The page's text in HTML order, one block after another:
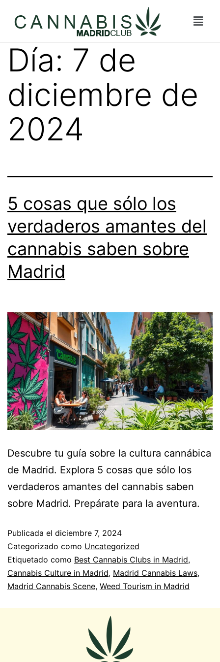
Día: 7 de
diciembre de
2024
5 cosas que sólo los
verdaderos amantes del
cannabis saben sobre
Madrid
Descubre tu guía sobre la cultura cannábica
de Madrid. Explora 5 cosas que sólo los
verdaderos amantes del cannabis saben
sobre Madrid. Prepárate para la aventura.
Publicada el diciembre 7, 2024
Categorizado como Uncategorized
Etiquetado como Best Cannabis Clubs in Madrid,
Cannabis Culture in Madrid, Madrid Cannabis Laws,
Madrid Cannabis Scene, Weed Tourism in Madrid